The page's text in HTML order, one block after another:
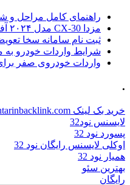
راهنمای کامل مراحل و شرایط
مزدا CX-30 مدل ۲۰۲۴ آفتاب خودرو؛ بررسی و مشخصات فنی
ثبت نام سامانه سخا
شرایط واردات خودرو به
واردات خودروی صفر
.
خرید بک لینک behtarinbacklink.com
لایسنس نود32
پسورد نود 32
اوکلی لایسنس رایگان نود 32
همیار نود 32
بهترین سئو
رایگان